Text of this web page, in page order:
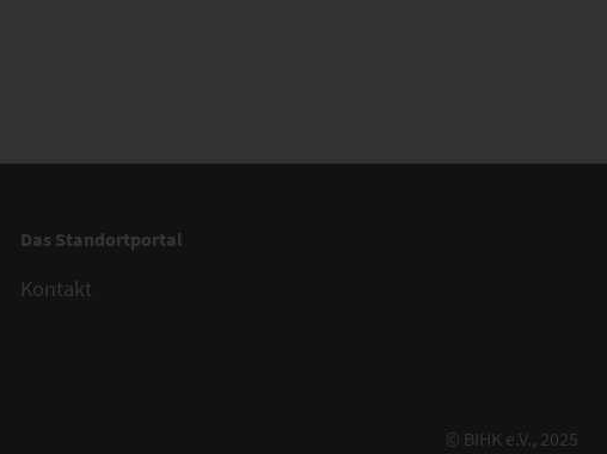
Das Standortportal
Kontakt
© BIHK e.V., 2025